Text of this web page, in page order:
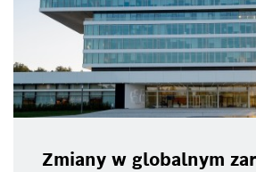
Zmiany w globalnym